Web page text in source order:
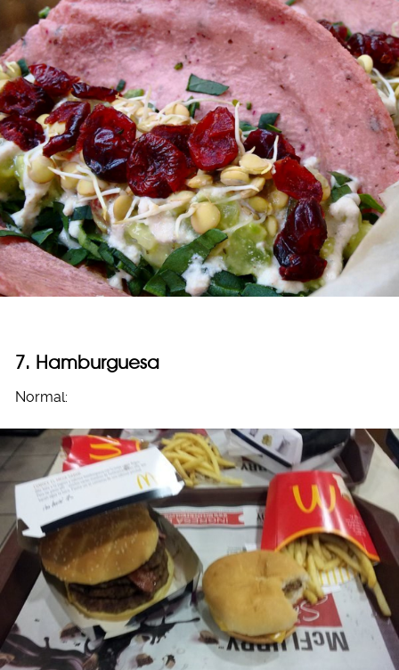
7. Hamburguesa
Normal: